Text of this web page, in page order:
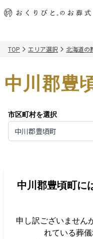
初めての方へ
アフターサポート
会社概要
関東エリア
千葉県
北海道エリア
ご葬儀事例
葬儀の知識
TOP エリア選択 北海道の
中川郡豊
市区町村を選択
中川郡豊頃町
中川郡豊頃町に
申し訳ございません
れている葬儀